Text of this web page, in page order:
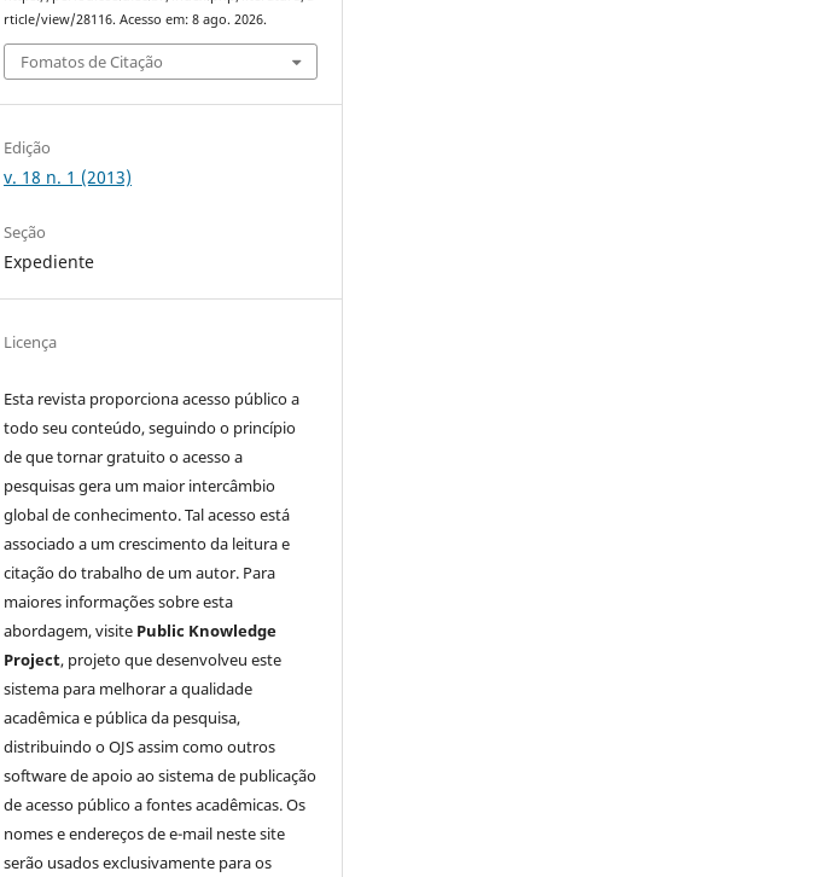
rticle/view/28116. Acesso em: 8 ago. 2026.
Fomatos de Citação
Edição
v. 18 n. 1 (2013)
Seção
Expediente
Licença
Esta revista proporciona acesso público a
todo seu conteúdo, seguindo o princípio
de que tornar gratuito o acesso a
pesquisas gera um maior intercâmbio
global de conhecimento. Tal acesso está
associado a um crescimento da leitura e
citação do trabalho de um autor. Para
maiores informações sobre esta
abordagem, visite Public Knowledge
Project, projeto que desenvolveu este
sistema para melhorar a qualidade
acadêmica e pública da pesquisa,
distribuindo o OJS assim como outros
software de apoio ao sistema de publicação
de acesso público a fontes acadêmicas. Os
nomes e endereços de e-mail neste site
serão usados exclusivamente para os